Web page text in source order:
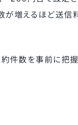
が増えるほど送信
約件数を事前に把握